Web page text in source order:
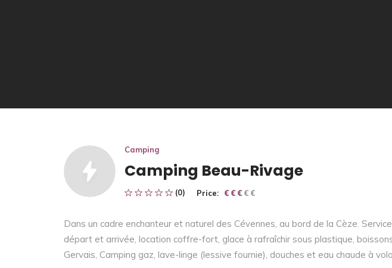
Camping
Camping Beau-Rivage
(0) Price: € € € € €
€ € €
Dans un cadre enchanteur et naturel des Cévennes, au bord de la Cèze.
départ et arrivée, location coffre-fort, glace à rafraîchir sous plastique,
Gervais, Camping gaz, lave-linge (lessive fournie), douches et eau chaude à